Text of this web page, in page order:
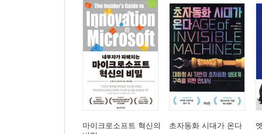
마이크로소프트 혁신의
초자동화 시대가 온다